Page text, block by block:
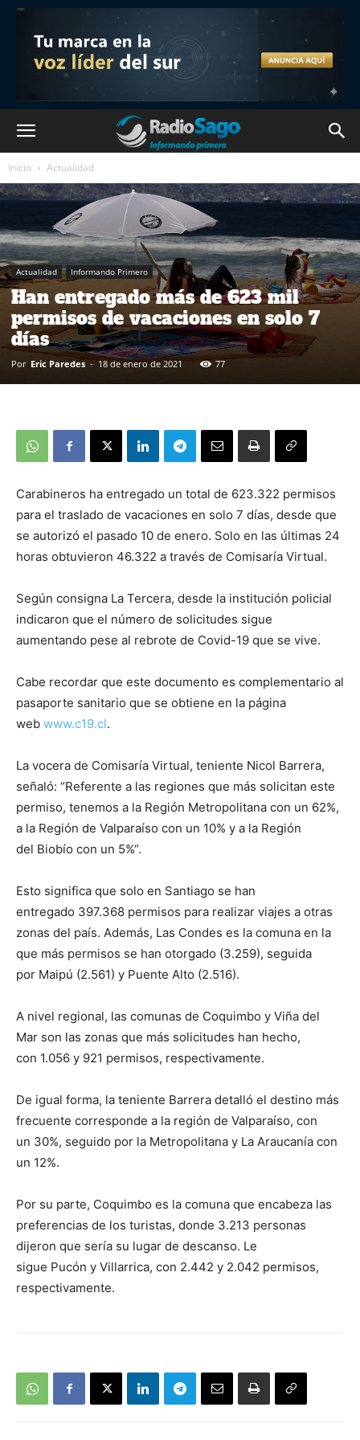
Inicio Actualidad
Actualidad Informando Primero
Han entregado más de 623 mil
permisos de vacaciones en solo 7
días
Por Eric Paredes - 18 de enero de 2021 77
Carabineros ha entregado un total de 623.322 permisos
para el traslado de vacaciones en solo 7 días, desde que
se autorizó el pasado 10 de enero. Solo en las últimas 24
horas obtuvieron 46.322 a través de Comisaría Virtual.
Según consigna La Tercera, desde la institución policial
indicaron que el número de solicitudes sigue
aumentando pese al rebrote de Covid-19 que se vive.
Cabe recordar que este documento es complementario al
pasaporte sanitario que se obtiene en la página
web www.c19.cl.
La vocera de Comisaría Virtual, teniente Nicol Barrera,
señaló: “Referente a las regiones que más solicitan este
permiso, tenemos a la Región Metropolitana con un 62%,
a la Región de Valparaíso con un 10% y a la Región
del Biobío con un 5%“.
Esto significa que solo en Santiago se han
entregado 397.368 permisos para realizar viajes a otras
zonas del país. Además, Las Condes es la comuna en la
que más permisos se han otorgado (3.259), seguida
por Maipú (2.561) y Puente Alto (2.516).
A nivel regional, las comunas de Coquimbo y Viña del
Mar son las zonas que más solicitudes han hecho,
con 1.056 y 921 permisos, respectivamente.
De igual forma, la teniente Barrera detalló el destino más
frecuente corresponde a la región de Valparaíso, con
un 30%, seguido por la Metropolitana y La Araucanía con
un 12%.
Por su parte, Coquimbo es la comuna que encabeza las
preferencias de los turistas, donde 3.213 personas
dijeron que sería su lugar de descanso. Le
sigue Pucón y Villarrica, con 2.442 y 2.042 permisos,
respectivamente.